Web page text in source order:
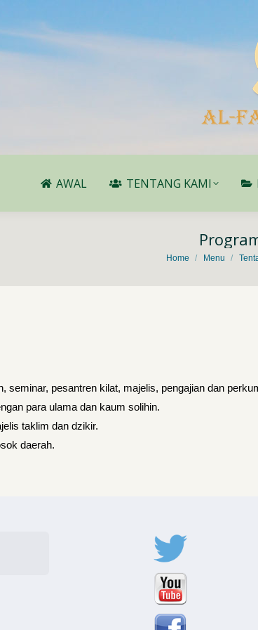
AWAL TENTANG KAMI
You are here:
Home Menu
seminar, pesantren kilat, majelis, pengajian dan
para ulama dan kaum solihin.
taklim dan dzikir.
daerah.
AWAL TENTANG KAMI